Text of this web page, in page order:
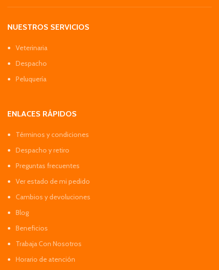
NUESTROS SERVICIOS
Veterinaria
Despacho
Peluquería
ENLACES RÁPIDOS
Términos y condiciones
Despacho y retiro
Preguntas frecuentes
Ver estado de mi pedido
Cambios y devoluciones
Blog
Beneficios
Trabaja Con Nosotros
Horario de atención